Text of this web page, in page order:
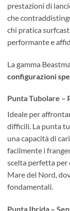
prestazioni di
che
chi pratica
performante e
La gamma
configurazioni
Punta Tubolare –
Ideale per
difficili. La punta
una capacità di
facilmente i
scelta perfetta per
Mare del Nord,
fondamentali.
Punta Ibrida –